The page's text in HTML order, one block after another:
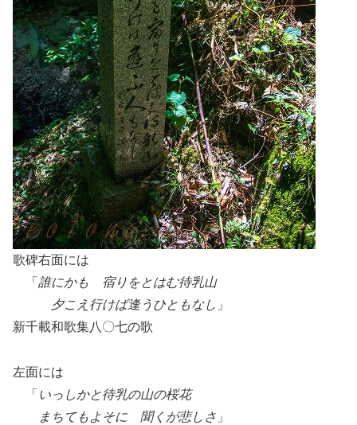
歌碑右面には
「 誰にかも 宿りをとはむ待乳山
夕こえ行けば逢うひともなし 」
新千載和歌集八〇七の歌
左面には
「 いっしかと待乳の山の桜花
まちてもよそに 聞くが悲しさ 」